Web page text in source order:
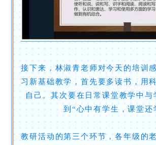
接下来，林淑青老师对今天的培训
习新基础教学，首先要多读书，用
自己。其次要在日常课堂教学中与
到“心中有学生，课堂还
教研活动的第三个环节，各年级的